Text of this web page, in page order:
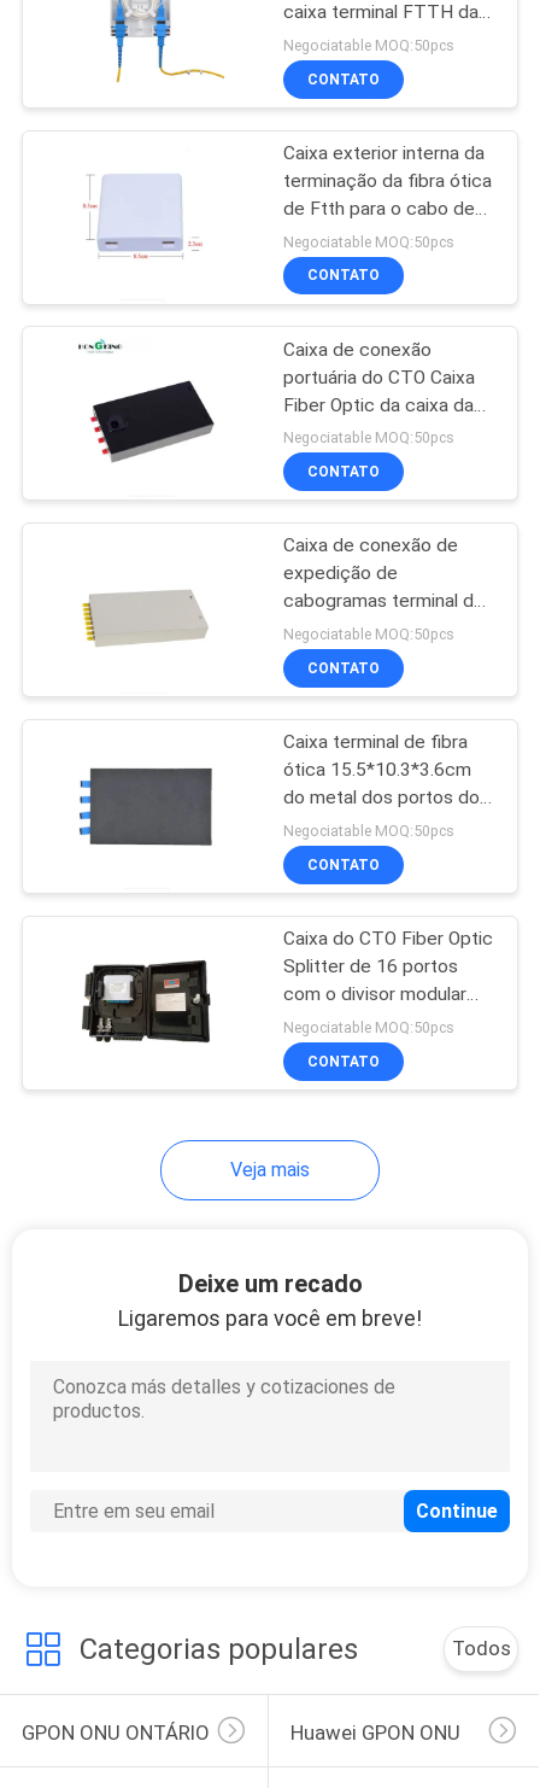
ZTE GPON ONU
NOKIA GPON ONU
Caixa terminal da
fibra ótica
Divisor da fibra ótica
a fibra ótica jejua
21
Linha ótica terminal
de OLT
FTTH
159
caixa terminal FTTH da
fibra ótica do núcleo
Negociatable MOQ:50pcs
CONTATO
Caixa exterior interna da
terminação da fibra ótica
de Ftth para o cabo de
fibra ótica
Negociatable MOQ:50pcs
CONTATO
Caixa de conexão
portuária do CTO Caixa
Fiber Optic da caixa da
terminação da fibra do
metal 4 com trança
Negociatable MOQ:50pcs
CONTATO
Caixa de conexão de
expedição de
cabogramas terminal da
fibra da caixa FTTH da
fibra ótica dos portos do
St LC 8 do Sc FC
Negociatable MOQ:50pcs
CONTATO
Caixa terminal de fibra
ótica 15.5*10.3*3.6cm
do metal dos portos do
cinza 4 do CE
Negociatable MOQ:50pcs
CONTATO
Caixa do CTO Fiber Optic
Splitter de 16 portos
com o divisor modular
295*220*85mm do PLC
Negociatable MOQ:50pcs
CONTATO
Veja mais
Deixe um recado
Ligaremos para você em breve!
Categorias populares Todos
GPON ONU ONTÁRIO Huawei GPON ONU